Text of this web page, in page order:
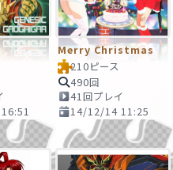
Merry Christmas
210ピース
490回
41回プレイ
14/12/14 11:25